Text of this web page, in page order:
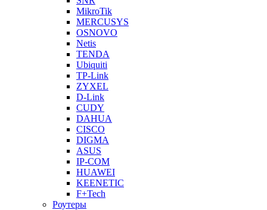
MikroTik
MERCUSYS
OSNOVO
Netis
TENDA
Ubiquiti
TP-Link
ZYXEL
D-Link
CUDY
DAHUA
CISCO
DIGMA
ASUS
IP-COM
HUAWEI
KEENETIC
F+Tech
Роутеры